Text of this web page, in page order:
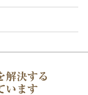
解決する
います